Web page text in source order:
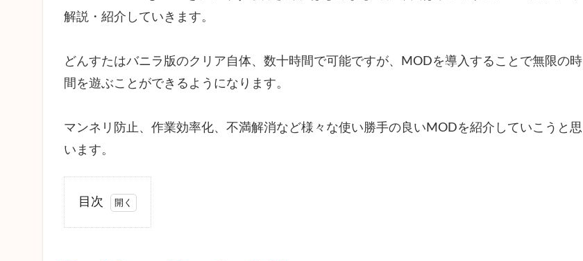
解説・紹介していきます。
どんすたはバニラ版のクリア自体、数十時間で可能ですが、MODを導入することで無限の時
間を遊ぶことができるようになります。
マンネリ防止、作業効率化、不満解消など様々な使い勝手の良いMODを紹介していこうと思
います。
目次